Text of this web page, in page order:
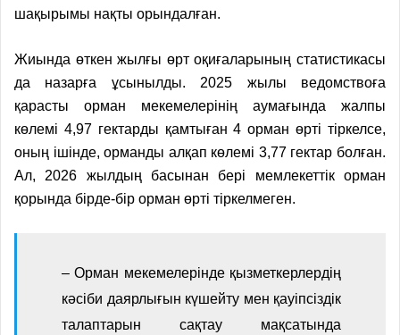
шақырымы нақты орындалған.
Жиында өткен жылғы өрт оқиғаларының статистикасы
да назарға ұсынылды. 2025 жылы ведомствоға
қарасты орман мекемелерінің аумағында жалпы
көлемі 4,97 гектарды қамтыған 4 орман өрті тіркелсе,
оның ішінде, орманды алқап көлемі 3,77 гектар болған.
Ал, 2026 жылдың басынан бері мемлекеттік орман
қорында бірде-бір орман өрті тіркелмеген.
– Орман мекемелерінде қызметкерлердің
кәсіби даярлығын күшейту мен қауіпсіздік
талаптарын сақтау мақсатында